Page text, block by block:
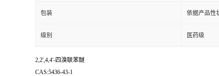
包装 依据产品性
级别 医药级
2,2',4,4'-四溴联苯醚
CAS:5436-43-1